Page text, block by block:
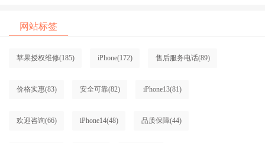
网站标签
苹果授权维修(185) iPhone(172) 售后服务电话(89)
价格实惠(83) 安全可靠(82) iPhone13(81)
欢迎咨询(66) iPhone14(48) 品质保障(44)